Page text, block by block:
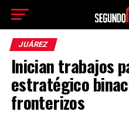
JUÁREZ
Inician trabajos
estratégico
fronterizos